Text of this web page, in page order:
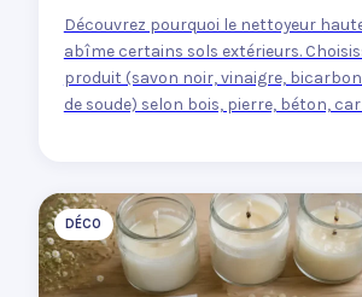
Découvrez pourquoi le nettoyeur
abîme certains sols extérieurs.
produit (savon noir, vinaigre,
de soude) selon bois, pierre, béton,
DÉCO